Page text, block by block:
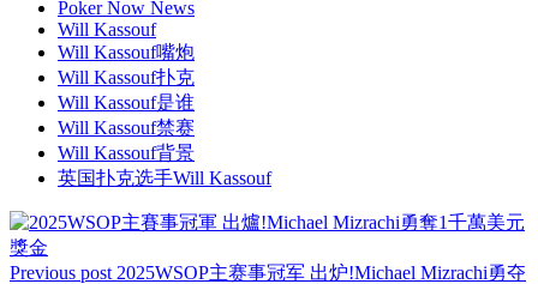
Poker Now News
Will Kassouf
Will Kassouf嘴炮
Will Kassouf扑克
Will Kassouf是谁
Will Kassouf禁赛
Will Kassouf背景
英国扑克选手Will Kassouf
Previous post 2025WSOP主赛事冠军 出炉!Michael Mizrachi勇夺